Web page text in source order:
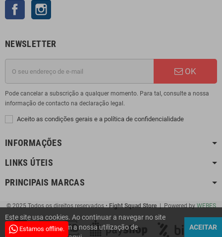
Facebook
NEWSLETTER
OK
Pode cancelar a subscrição a qualquer momento. Para tal, consulte a nossa
informação de contacto na declaração legal.
Aceito as condições gerais e a política de confidencialidade
INFORMAÇÕES
LINKS ÚTEIS
PRINCIPAIS MARCAS
© 2025 Todos os direitos reservados •Fight Squad Store| Powered byWEBES
Este site usa cookies. Ao continuar a navegar no site
está a concordar com a nossa utilização de
ACEITAR
Estamos offline.